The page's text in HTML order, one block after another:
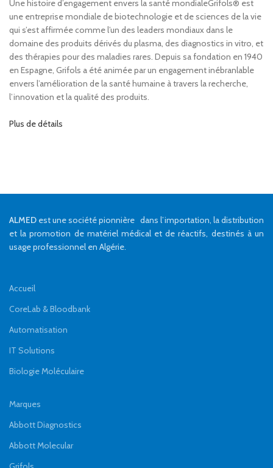
Une histoire d’engagement envers la santé mondialeGrifols® est
une entreprise mondiale de biotechnologie et de sciences de la vie
qui s’est affirmée comme l’un des leaders mondiaux dans le
domaine des produits dérivés du plasma, des diagnostics in vitro, et
des thérapies pour des maladies rares. Depuis sa fondation en 1940
en Espagne, Grifols a été animée par un engagement inébranlable
envers l’amélioration de la santé humaine à travers la recherche,
l’innovation et la qualité des produits.
Plus de détails
ALMED est une société pionnière dans l’importation, la distribution
et la promotion de matériel médical et de réactifs, destinés à un
usage professionnel en Algérie.
Accueil
CoreLab & Bloodbank
Automatisation
IT Solutions
Biologie Moléculaire
Marques
Abbott Diagnostics
Abbott Molecular